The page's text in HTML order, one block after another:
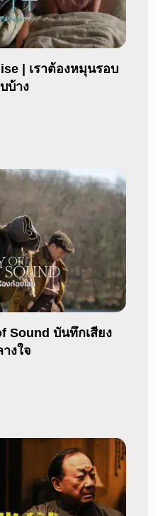
| เราต้องหมุนรอบ
บ้าง
Sound บันทึกเสียง
งใจ